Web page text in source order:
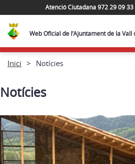
Atenció Ciutadana 972 29 09 33
Web Oficial de l’Ajuntament de la Vall
Inici Notícies
Notícies